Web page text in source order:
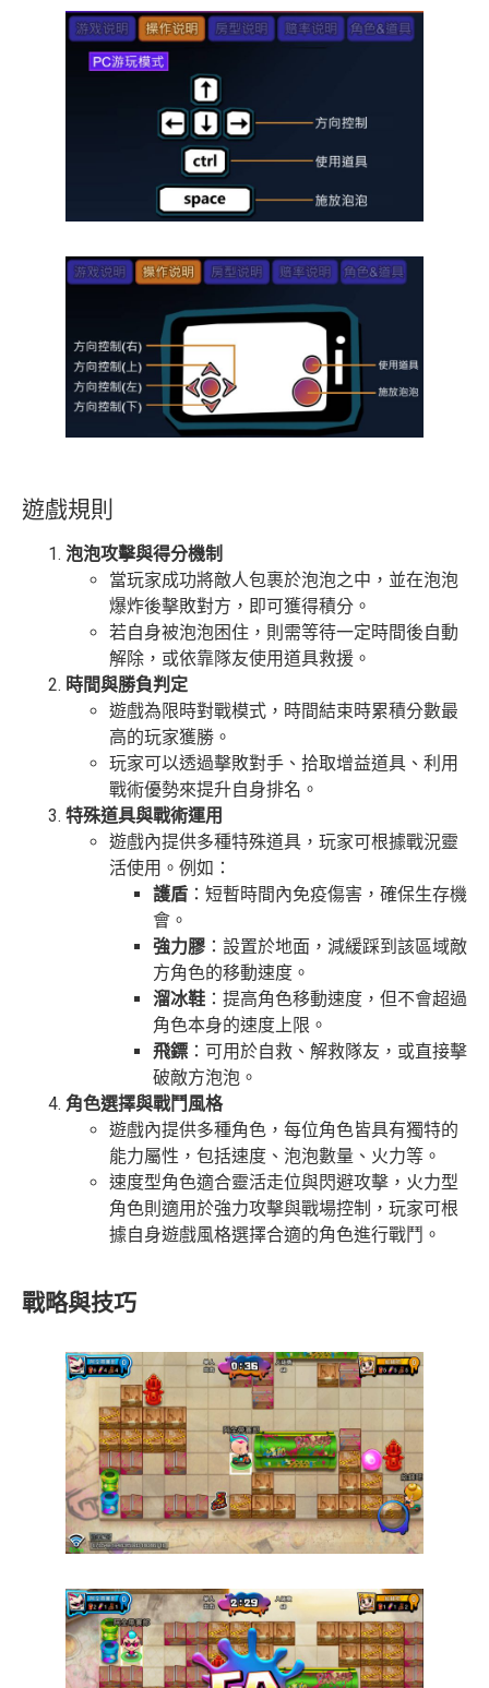
遊戲規則
泡泡攻擊與得分機制
當玩家成功將敵人包裹於泡泡之中，並在泡泡
爆炸後擊敗對方，即可獲得積分。
若自身被泡泡困住，則需等待一定時間後自動
解除，或依靠隊友使用道具救援。
時間與勝負判定
遊戲為限時對戰模式，時間結束時累積分數最
高的玩家獲勝。
玩家可以透過擊敗對手、拾取增益道具、利用
戰術優勢來提升自身排名。
特殊道具與戰術運用
遊戲內提供多種特殊道具，玩家可根據戰況靈
活使用。例如：
護盾 ：短暫時間內免疫傷害，確保生存機
會。
強力膠 ：設置於地面，減緩踩到該區域敵
方角色的移動速度。
溜冰鞋 ：提高角色移動速度，但不會超過
角色本身的速度上限。
飛鏢 ：可用於自救、解救隊友，或直接擊
破敵方泡泡。
角色選擇與戰鬥風格
遊戲內提供多種角色，每位角色皆具有獨特的
能力屬性，包括速度、泡泡數量、火力等。
速度型角色適合靈活走位與閃避攻擊，火力型
角色則適用於強力攻擊與戰場控制，玩家可根
據自身遊戲風格選擇合適的角色進行戰鬥。
戰略與技巧